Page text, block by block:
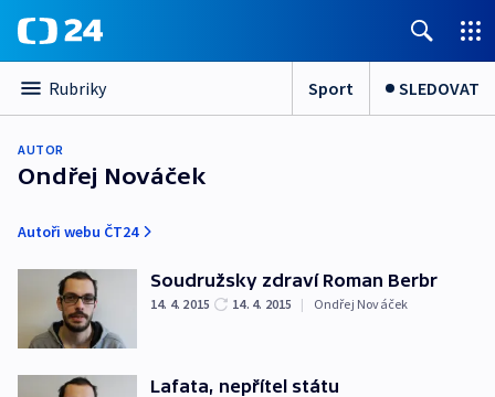
Rubriky Sport SLEDOVAT
AUTOR
Ondřej Nováček
Autoři webu ČT24
Soudružsky zdraví Roman Berbr
14. 4. 2015 14. 4. 2015 | Ondřej Nováček
Lafata, nepřítel státu